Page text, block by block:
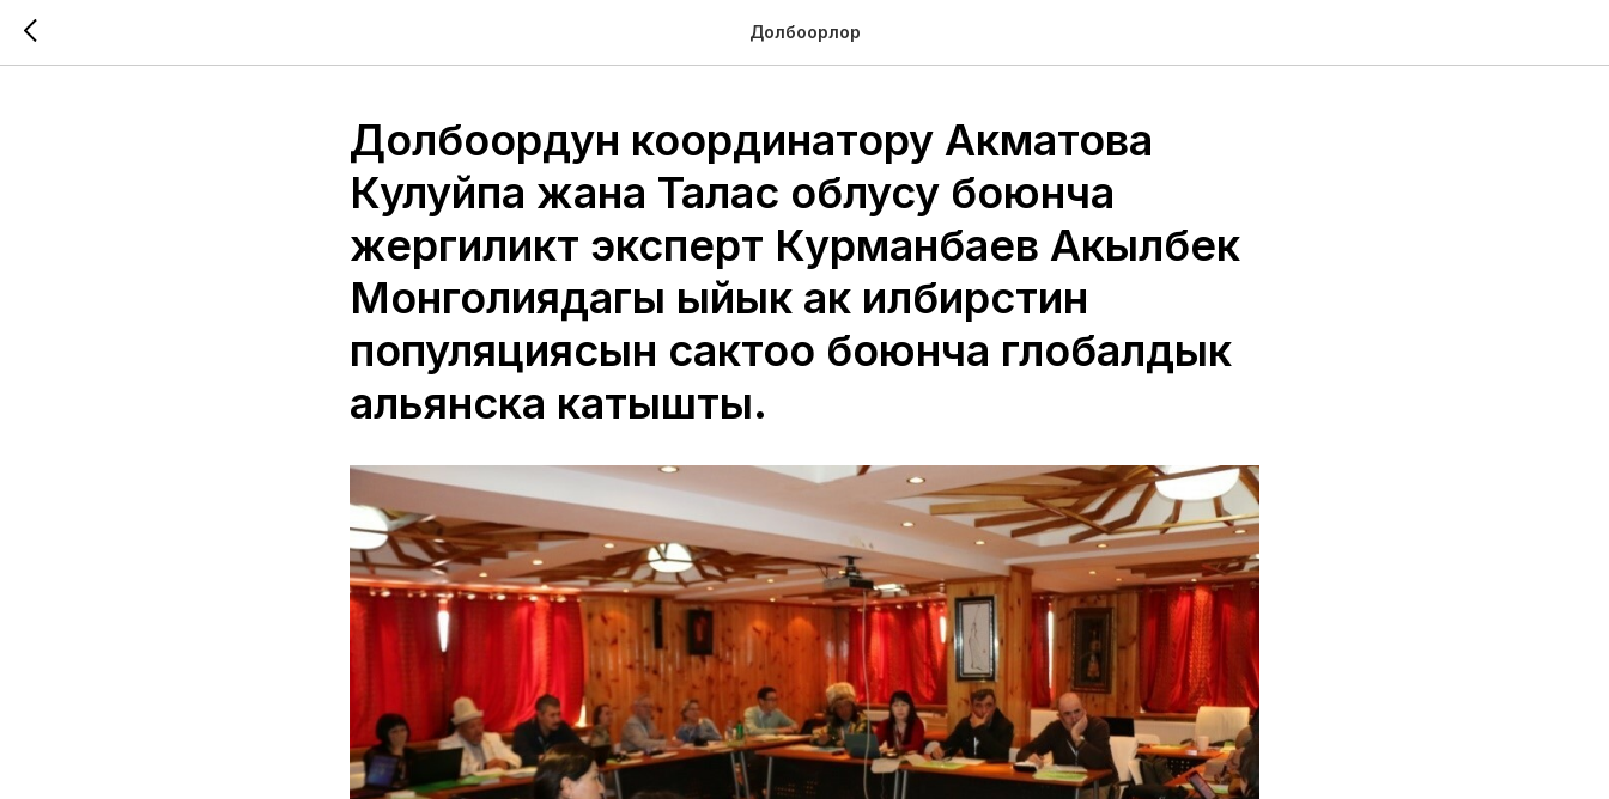
Долбоорлор
Долбоордун координатору Акматова
Кулуйпа жана Талас облусу боюнча
жергиликтүү эксперт Курманбаев Акылбек
Монголиядагы ыйык ак илбирстин
популяциясын сактоо боюнча глобалдык
альянска катышты.